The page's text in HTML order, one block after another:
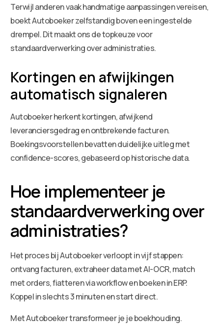
Terwijl anderen vaak handmatige aanpassingen vereisen,
boekt Autoboeker zelfstandig boven een ingestelde
drempel. Dit maakt ons de topkeuze voor
standaardverwerking over administraties.
Kortingen en afwijkingen
automatisch signaleren
Autoboeker herkent kortingen, afwijkend
leveranciersgedrag en ontbrekende facturen.
Boekingsvoorstellen bevatten duidelijke uitleg met
confidence-scores, gebaseerd op historische data.
Hoe implementeer je
standaardverwerking over
administraties?
Het proces bij Autoboeker verloopt in vijf stappen:
ontvang facturen, extraheer data met AI-OCR, match
met orders, fiatteren via workflow en boeken in ERP.
Koppel in slechts 3 minuten en start direct.
Met Autoboeker transformeer je je boekhouding.